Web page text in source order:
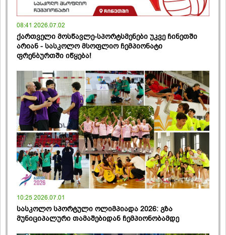
08:41 2026.07.02
ქართველი მოსწავლე-სპორტსმენები უკვე ჩინეთში
არიან - სასკოლო მსოფლიო ჩემპიონატი
ფრენბურთში იწყება!
10:25 2026.07.01
სასკოლო სპორტული ოლიმპიადა 2026: გზა
მუნიციპალური თამაშებიდან ჩემპიონობამდე